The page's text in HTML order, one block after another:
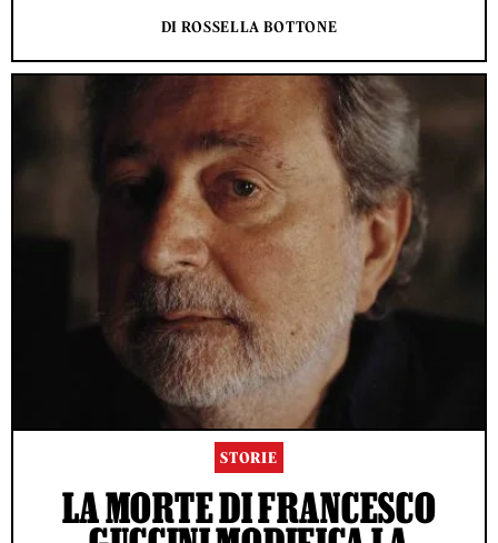
DI ROSSELLA BOTTONE
STORIE
LA MORTE DI FRANCESCO